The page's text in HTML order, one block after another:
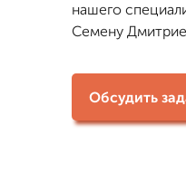
нашего
Семену
Обсудить